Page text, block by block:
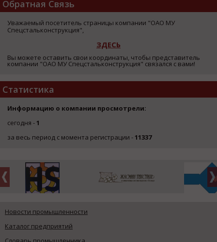
Обратная Связь
Уважаемый посетитель страницы компании "ОАО МУ
Спецстальконструкция",
ЗДЕСЬ
Вы можете оставить свои координаты, чтобы представитель
компании "ОАО МУ Спецстальконструкция" связался с вами!
Статистика
Информацию о компании просмотрели:
сегодня -1
за весь период с момента регистрации -11337
Новости промышленности
Каталог предприятий